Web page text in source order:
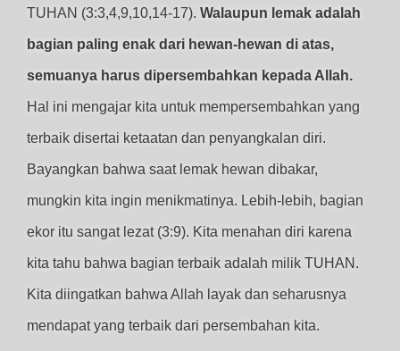
TUHAN (3:3,4,9,10,14-17). Walaupun lemak adalah
bagian paling enak dari hewan-hewan di atas,
semuanya harus dipersembahkan kepada Allah.
Hal ini mengajar kita untuk mempersembahkan yang
terbaik disertai ketaatan dan penyangkalan diri.
Bayangkan bahwa saat lemak hewan dibakar,
mungkin kita ingin menikmatinya. Lebih-lebih, bagian
ekor itu sangat lezat (3:9). Kita menahan diri karena
kita tahu bahwa bagian terbaik adalah milik TUHAN.
Kita diingatkan bahwa Allah layak dan seharusnya
mendapat yang terbaik dari persembahan kita.